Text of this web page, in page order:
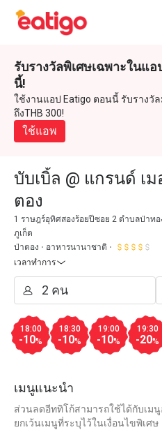
รับรางวัลพิเศษเฉพาะในแอ
นี้!
ใช้งานแอป Eatigo ตอนนี้ รับรางวั
ถึงTHB 300!
ใช้แอพ
บับเบิ้ล @ แกรนด์ เ
ตอง
1 ราษฎร์อุทิศสองร้อยปีซอย 2 ตำบลป่าทอ
ภูเก็ต
ป่าตอง
อาหารนานาชาติ
เวลาทำการ
18:00
-10%
18:30
-10%
19:00
-10%
19:30
-20%
เมนูแนะนำ
ส่วนลดอีททิโก้สามารถใช้ได้กับเม
ยกเว้นเมนูที่ระบุไว้ในเงื่อนไขพิเศษ